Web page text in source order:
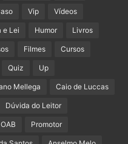
Vip Vídeos
e Lei Humor Livros
Filmes Cursos
Quiz Up
Mellega Caio de Luccas
Dúvida do Leitor
OAB Promotor